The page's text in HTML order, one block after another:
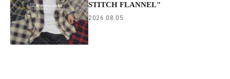
STITCH FLANNEL"
2026.08.05